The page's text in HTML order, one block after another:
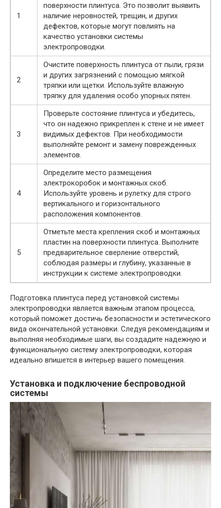
1
поверхности плинтуса. Это позволит выявить
наличие неровностей, трещин, и других
дефектов, которые могут повлиять на
качество установки системы
электропроводки.
2
Очистите поверхность плинтуса от пыли, грязи
и других загрязнений с помощью мягкой
тряпки или щетки. Используйте влажную
тряпку для удаления особо упорных пятен.
3
Проверьте состояние плинтуса и убедитесь,
что он надежно прикреплен к стене и не имеет
видимых дефектов. При необходимости
выполняйте ремонт и замену поврежденных
элементов.
4
Определите место размещения
электрокоробок и монтажных скоб.
Используйте уровень и рулетку для строго
вертикального и горизонтального
расположения компонентов.
5
Отметьте места крепления скоб и монтажных
пластин на поверхности плинтуса. Выполните
предварительное сверление отверстий,
соблюдая размеры и глубину, указанные в
инструкции к системе электропроводки.
Подготовка плинтуса перед установкой системы
электропроводки является важным этапом процесса,
который поможет достичь безопасности и эстетического
вида окончательной установки. Следуя рекомендациям и
выполняя необходимые шаги, вы создадите надежную и
функциональную систему электропроводки, которая
идеально впишется в интерьер вашего помещения.
Установка и подключение беспроводной
системы